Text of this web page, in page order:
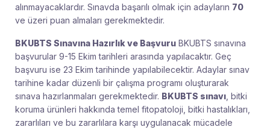
alınmayacaklardır. Sınavda başarılı olmak için adayların 70
ve üzeri puan almaları gerekmektedir.
BKUBTS Sınavına Hazırlık ve Başvuru BKUBTS sınavına
başvurular 9-15 Ekim tarihleri arasında yapılacaktır. Geç
başvuru ise 23 Ekim tarihinde yapılabilecektir. Adaylar sınav
tarihine kadar düzenli bir çalışma programı oluşturarak
sınava hazırlanmaları gerekmektedir. BKUBTS sınavı , bitki
koruma ürünleri hakkında temel fitopatoloji, bitki hastalıkları,
zararlıları ve bu zararlılara karşı uygulanacak mücadele